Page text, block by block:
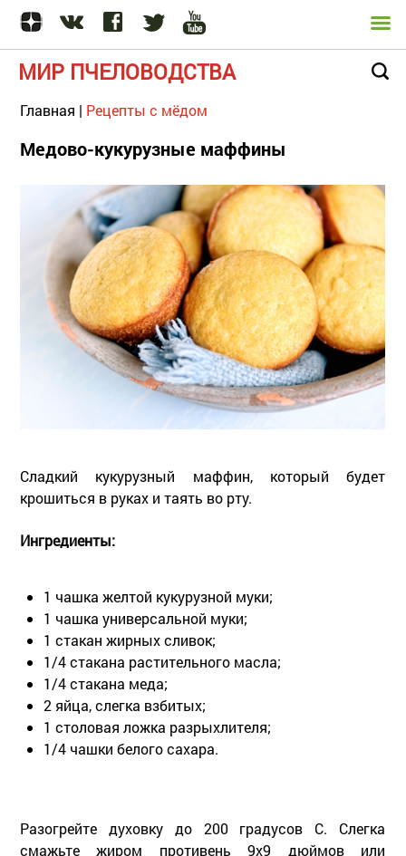
МИР ПЧЕЛОВОДСТВА
Главная | Рецепты с мёдом
Медово-кукурузные маффины
Сладкий кукурузный маффин, который будет
крошиться в руках и таять во рту.
Ингредиенты:
1 чашка желтой кукурузной муки;
1 чашка универсальной муки;
1 стакан жирных сливок;
1/4 стакана растительного масла;
1/4 стакана меда;
2 яйца, слегка взбитых;
1 столовая ложка разрыхлителя;
1/4 чашки белого сахара.
Разогрейте духовку до 200 градусов С. Слегка
смажьте жиром противень 9х9 дюймов или